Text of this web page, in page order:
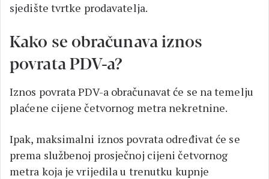
sjedište tvrtke prodavatelja.
Kako se obračunava iznos
povrata PDV-a?
Iznos povrata PDV-a obračunavat će se na temelju
plaćene cijene četvornog metra nekretnine.
Ipak, maksimalni iznos povrata određivat će se
prema službenoj prosječnoj cijeni četvornog
metra koja je vrijedila u trenutku kupnje